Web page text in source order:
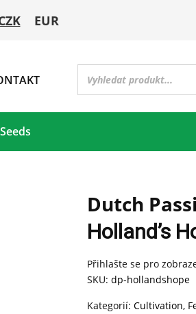
EUR
Dutch
Holland’s
Přihlašte se pro
SKU: dp-hollandshope
Kategorií: Cultivation,